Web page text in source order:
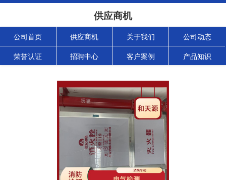
供应商机
公司首页 供应商机 关于我们 公司动态
荣誉认证 招聘中心 客户案例 产品知识